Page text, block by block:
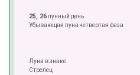
25, 26лунный день
Убывающая луна четвертая фаза
Луна в знаке
Стрелец